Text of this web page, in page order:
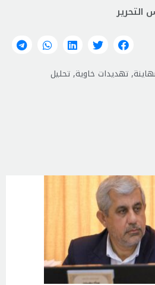
التحرير
,تهديدات خاوية,تحليل